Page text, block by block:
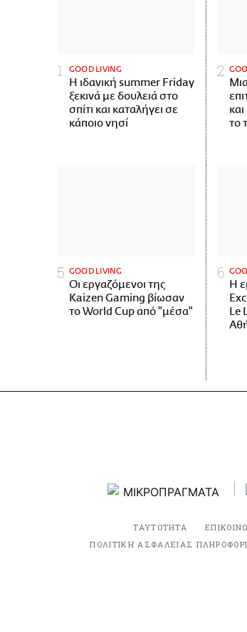
GOOD LIVING
Η ιδανική summer Friday
ξεκινά με δουλειά στο
σπίτι και καταλήγει σε
κάποιο νησί
το
GOOD LIVING
Οι εργαζόμενοι της
Kaizen Gaming βίωσαν
το World Cup από "μέσα"
Η
Le
ΤΑΥΤΟΤΗΤΑ
ΠΟΛΙΤΙΚΗ ΑΣΦΑΛΕΙΑΣ